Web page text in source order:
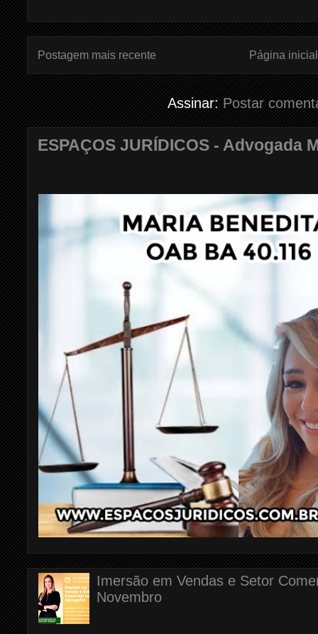
Postagem mais recente Página inicial
Assinar:Postar
ESPAÇOS JURÍDICOS - Advogada
Imersão em Vendas e Setor
Novembro